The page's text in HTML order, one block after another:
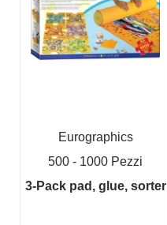
Eurographics
500 - 1000 Pezzi
3-Pack pad, glue, sorter